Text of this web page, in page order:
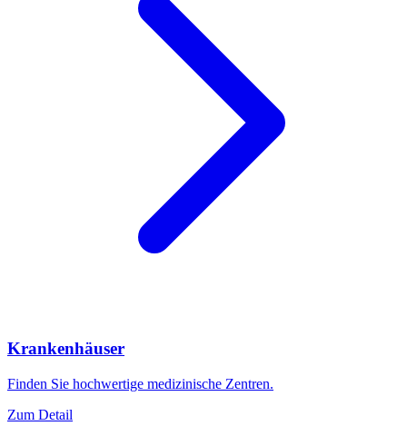
Krankenhäuser
Finden Sie hochwertige medizinische Zentren.
Zum Detail